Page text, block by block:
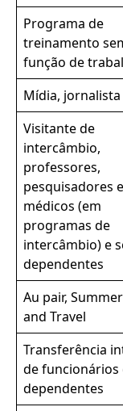
Programa de
treinamento
função de
Mídia, jornalista
Visitante de
intercâmbio,
professores,
pesquisadores e
médicos (em
programas de
intercâmbio) e
dependentes
Au pair,
and Travel
Transferência
de funcionários
dependentes